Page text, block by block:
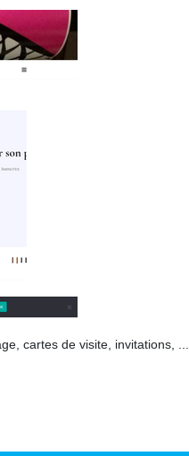
cartes de visite, invitations, ...